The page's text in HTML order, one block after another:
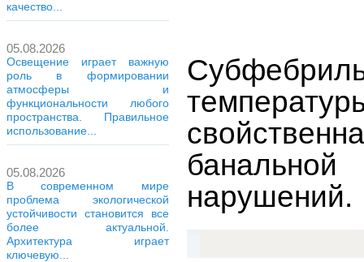
качество...
05.08.2026
Освещение играет важную
роль в формировании
атмосферы и
функциональности любого
пространства. Правильное
использование...
05.08.2026
В современном мире
проблема экологической
устойчивости становится все
более актуальной.
Архитектура играет
ключевую...
нарушений.